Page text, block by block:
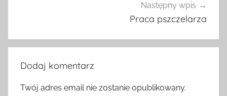
Następny wpis
Praca pszczelarza
Dodaj komentarz
Twój adres email nie zostanie opublikowany.